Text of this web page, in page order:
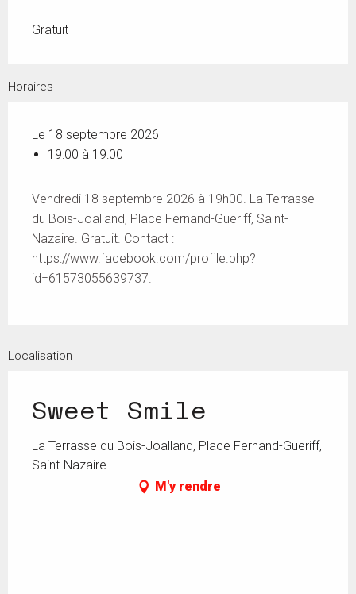
—
Gratuit
Horaires
Le 18 septembre 2026
19:00 à 19:00
Vendredi 18 septembre 2026 à 19h00. La Terrasse
du Bois-Joalland, Place Fernand-Gueriff, Saint-
Nazaire. Gratuit. Contact :
https://www.facebook.com/profile.php?
id=61573055639737.
Localisation
Sweet Smile
La Terrasse du Bois-Joalland, Place Fernand-Gueriff,
Saint-Nazaire
M'y rendre